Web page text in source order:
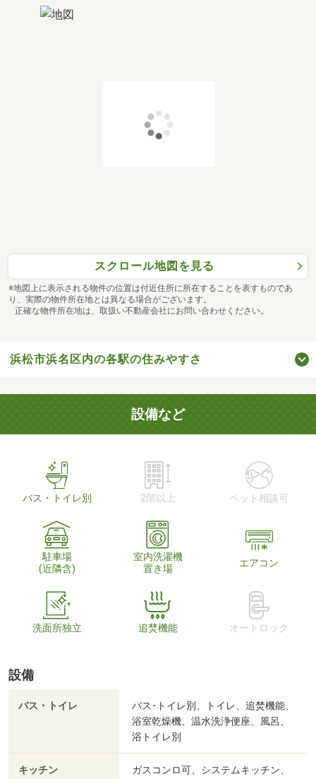
スクロール地図を見る
※地図上に表示される物件の位置は付近住所に所在することを表すものであ
り、実際の物件所在地とは異なる場合がございます。
正確な物件所在地は、取扱い不動産会社にお問い合わせください。
浜松市浜名区内の各駅の住みやすさ
設備など
バス・トイレ別 2階以上 ペット相談可
駐車場
(近隣含)
室内洗濯機
置き場
エアコン
洗面所独立 追焚機能 オートロック
設備
バス・トイレ
バス･トイレ別、トイレ、追焚機能、
浴室乾燥機、温水洗浄便座、風呂、
浴トイレ別
キッチン
ガスコンロ可、システムキッチン、